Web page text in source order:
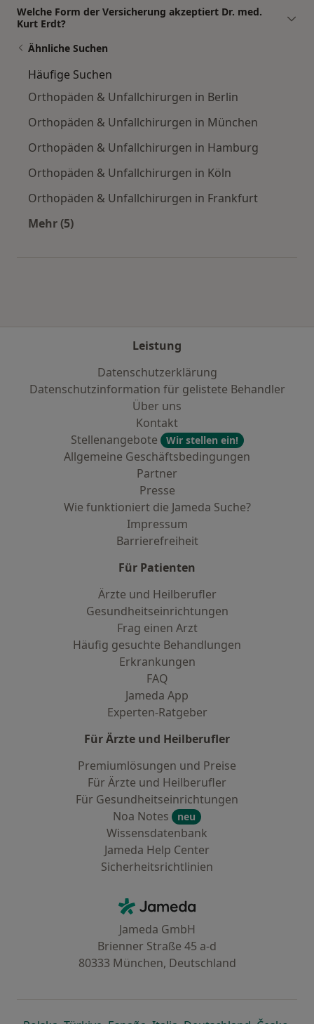
Welche Form der Versicherung akzeptiert Dr. med.
Kurt Erdt?
Ähnliche Suchen
Häufige Suchen
Orthopäden & Unfallchirurgen in Berlin
Orthopäden & Unfallchirurgen in München
Orthopäden & Unfallchirurgen in Hamburg
Orthopäden & Unfallchirurgen in Köln
Orthopäden & Unfallchirurgen in Frankfurt
Mehr (5)
Leistung
Datenschutzerklärung
Datenschutzinformation für gelistete Behandler
Über uns
Kontakt
Stellenangebote
Wir stellen ein!
Allgemeine Geschäftsbedingungen
Partner
Presse
Wie funktioniert die Jameda Suche?
Impressum
Barrierefreiheit
Für Patienten
Ärzte und Heilberufler
Gesundheitseinrichtungen
Frag einen Arzt
Häufig gesuchte Behandlungen
Erkrankungen
FAQ
Jameda App
Experten-Ratgeber
Für Ärzte und Heilberufler
Premiumlösungen und Preise
Für Ärzte und Heilberufler
Für Gesundheitseinrichtungen
Noa Notes
neu
Wissensdatenbank
Jameda Help Center
Sicherheitsrichtlinien
Jameda - Startseite
Jameda GmbH
Brienner Straße 45 a-d
80333 München, Deutschland